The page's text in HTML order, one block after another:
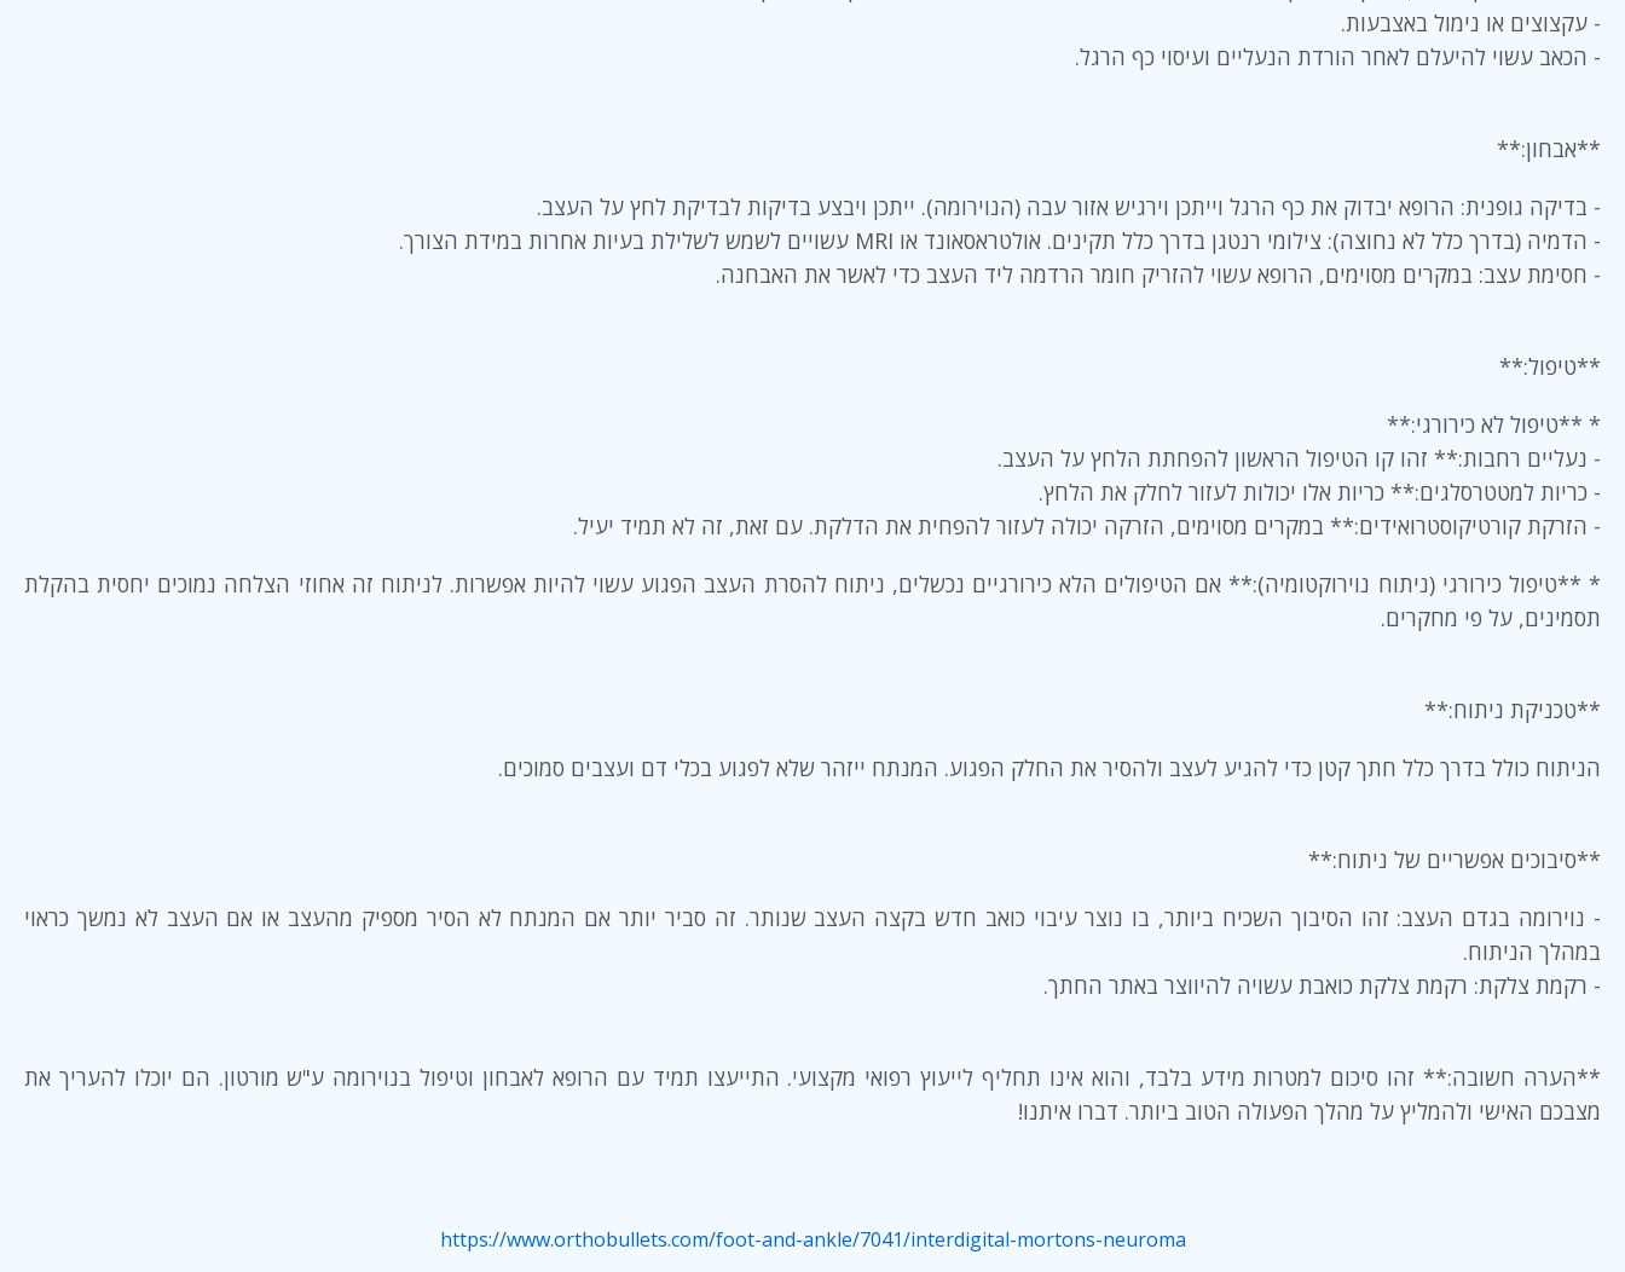
- עקצוצים או נימול באצבעות.
- הכאב עשוי להיעלם לאחר הורדת הנעליים ועיסוי כף הרגל.
**אבחון:**
- בדיקה גופנית: הרופא יבדוק את כף הרגל וייתכן וירגיש אזור עבה (הנוירומה). ייתכן ויבצע בדיקות לבדיקת לחץ על העצב.
- הדמיה (בדרך כלל לא נחוצה): צילומי רנטגן בדרך כלל תקינים. אולטראסאונד או MRI עשויים לשמש לשלילת בעיות אחרות במידת הצורך.
- חסימת עצב: במקרים מסוימים, הרופא עשוי להזריק חומר הרדמה ליד העצב כדי לאשר את האבחנה.
**טיפול:**
* **טיפול לא כירורגי:**
- נעליים רחבות:** זהו קו הטיפול הראשון להפחתת הלחץ על העצב.
- כריות למטטרסלגים:** כריות אלו יכולות לעזור לחלק את הלחץ.
- הזרקת קורטיקוסטרואידים:** במקרים מסוימים, הזרקה יכולה לעזור להפחית את הדלקת. עם זאת, זה לא תמיד יעיל.
* **טיפול כירורגי (ניתוח נוירוקטומיה):** אם הטיפולים הלא כירורגיים נכשלים, ניתוח להסרת העצב הפגוע עשוי להיות אפשרות. לניתוח זה אחוזי הצלחה נמוכים יחסית בהקלת
תסמינים, על פי מחקרים.
**טכניקת ניתוח:**
הניתוח כולל בדרך כלל חתך קטן כדי להגיע לעצב ולהסיר את החלק הפגוע. המנתח ייזהר שלא לפגוע בכלי דם ועצבים סמוכים.
**סיבוכים אפשריים של ניתוח:**
- נוירומה בגדם העצב: זהו הסיבוך השכיח ביותר, בו נוצר עיבוי כואב חדש בקצה העצב שנותר. זה סביר יותר אם המנתח לא הסיר מספיק מהעצב או אם העצב לא נמשך כראוי
במהלך הניתוח.
- רקמת צלקת: רקמת צלקת כואבת עשויה להיווצר באתר החתך.
**הערה חשובה:** זהו סיכום למטרות מידע בלבד, והוא אינו תחליף לייעוץ רפואי מקצועי. התייעצו תמיד עם הרופא לאבחון וטיפול בנוירומה ע"ש מורטון. הם יוכלו להעריך את
מצבכם האישי ולהמליץ על מהלך הפעולה הטוב ביותר. דברו איתנו!
https://www.orthobullets.com/foot-and-ankle/7041/interdigital-mortons-neuroma